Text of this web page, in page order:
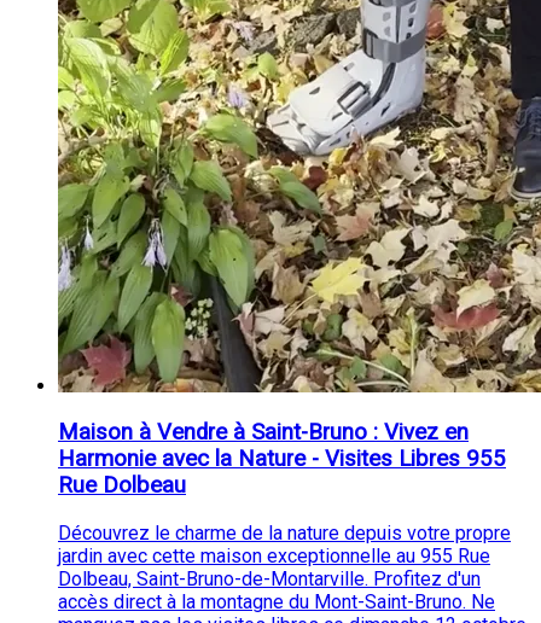
Maison à Vendre à Saint-Bruno : Vivez en
Harmonie avec la Nature - Visites Libres 955
Rue Dolbeau
Découvrez le charme de la nature depuis votre propre
jardin avec cette maison exceptionnelle au 955 Rue
Dolbeau, Saint-Bruno-de-Montarville. Profitez d'un
accès direct à la montagne du Mont-Saint-Bruno. Ne